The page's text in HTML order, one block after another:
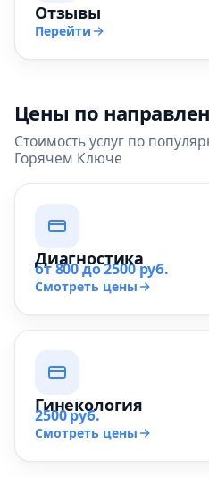
Отзывы
Перейти
Цены по
Стоимость услуг по
Горячем Ключе
Диагностика
от 800 до 2500 руб.
Смотреть цены
Гинекология
2500 руб.
Смотреть цены